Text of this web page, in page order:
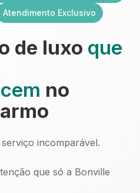
Atendimento Exclusivo
de luxo que
no
incomparável.
que só a Bonville